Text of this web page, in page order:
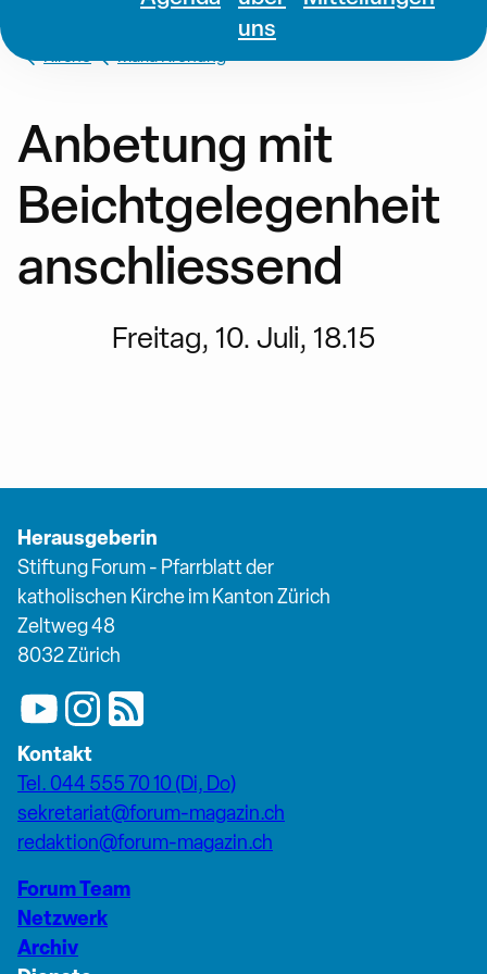
uns
Kirche Maria Krönung
Anbetung mit
Beichtgelegenheit
anschliessend
Freitag, 10. Juli, 18.15
Herausgeberin
Stiftung Forum - Pfarrblatt der
katholischen Kirche im Kanton Zürich
Zeltweg 48
8032 Zürich
Kontakt
Tel. 044 555 70 10 (Di, Do)
sekretariat@forum-magazin.ch
redaktion@forum-magazin.ch
Forum Team
Netzwerk
Archiv